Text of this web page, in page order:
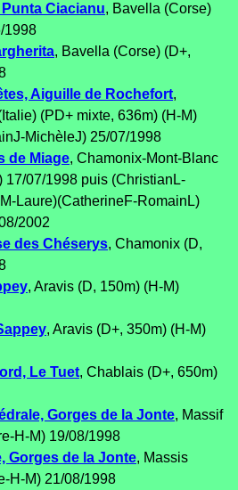
Ciacianu, Bavella (Corse)
1998
, Bavella (Corse) (D+,
Aiguille de Rochefort,
(PD+ mixte, 636m) (H-M)
MichèleJ) 25/07/1998
de Miage, Chamonix-Mont-Blanc
17/07/1998 puis (ChristianL-
Laure)(CatherineF-RomainL)
2002
des Chéserys, Chamonix (D,
, Aravis (D, 150m) (H-M)
, Aravis (D+, 350m) (H-M)
Le Tuet, Chablais (D+, 650m)
Gorges de la Jonte, Massif
H-M) 19/08/1998
Gorges de la Jonte, Massis
H-M) 21/08/1998